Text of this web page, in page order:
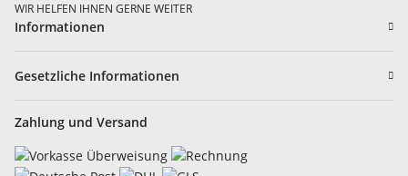
WIR HELFEN IHNEN GERNE WEITER
Informationen
Gesetzliche Informationen
Zahlung und Versand